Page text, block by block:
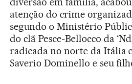
atenção do crime
segundo o Ministério
do clã Pesce-Bellocco da
radicada no norte da Itália
Saverio Dominello e seu